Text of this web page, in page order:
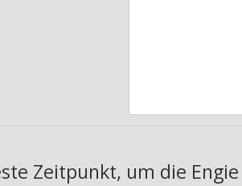
Zeitpunkt, um die